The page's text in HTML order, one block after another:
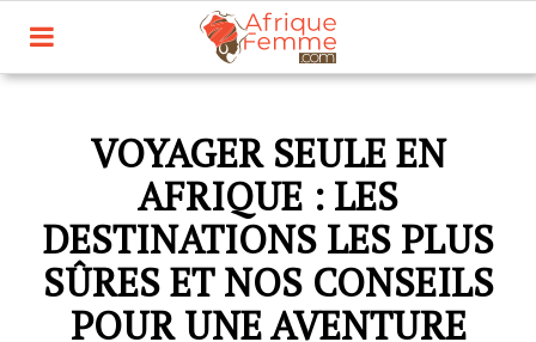
VOYAGER SEULE EN
AFRIQUE : LES
DESTINATIONS LES PLUS
SÛRES ET NOS CONSEILS
POUR UNE AVENTURE